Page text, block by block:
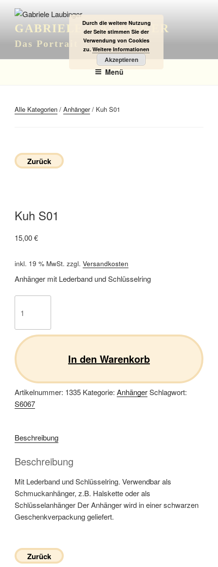
Inhalt
springenGABRIELE LAUBINGER
Das Portrait
Menü
Alle Kategorien / Anhänger/ Kuh S01
Zurück
Kuh S01
15,00€
inkl. 19 % MwSt. zzgl. Versandkosten
Anhänger mit Lederband und Schlüsselring
S01
In den Warenkorb
Artikelnummer: 1335 Kategorie: AnhängerSchlagwort:
S6067
Beschreibung
Beschreibung
Mit Lederband und Schlüsselring. Verwendbar als
Schmuckanhänger, z.B. Halskette oder als
Schlüsselanhänger Der Anhänger wird in einer schwarzen
Geschenkverpackung geliefert.
Zurück
Durch die weitere Nutzung
der Seite stimmen Sie der
Verwendung von Cookies
zu. Weitere Informationen
Akzeptieren